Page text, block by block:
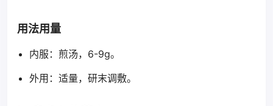
用法用量
内服：煎汤，6-9g。
外用：适量，研末调敷。